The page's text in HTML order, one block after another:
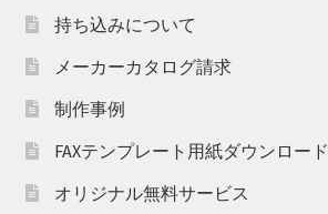
持ち込みについて
メーカーカタログ請求
制作事例
FAXテンプレート用紙ダウンロード
オリジナル無料サービス